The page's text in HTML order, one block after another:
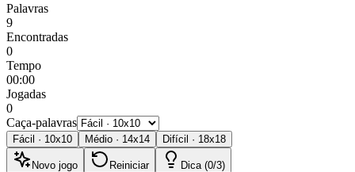
Palavras
9
Encontradas
0
Tempo
00:00
Jogadas
0
Caça-palavras
Fácil · 10x10 Médio · 14x14 Difícil · 18x18
Novo jogo Reiniciar Dica (0/3)